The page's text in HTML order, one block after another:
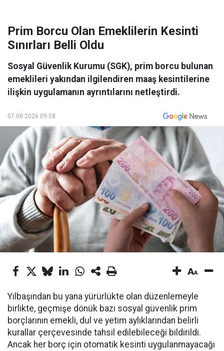
Prim Borcu Olan Emeklilerin Kesinti
Sınırları Belli Oldu
Sosyal Güvenlik Kurumu (SGK), prim borcu bulunan
emeklileri yakından ilgilendiren maaş kesintilerine
ilişkin uygulamanın ayrıntılarını netleştirdi.
07.08.2026 09:58
Yılbaşından bu yana yürürlükte olan düzenlemeyle
birlikte, geçmişe dönük bazı sosyal güvenlik prim
borçlarının emekli, dul ve yetim aylıklarından belirli
kurallar çerçevesinde tahsil edilebileceği bildirildi.
Ancak her borç için otomatik kesinti uygulanmayacağı